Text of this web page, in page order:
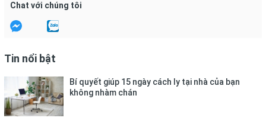
Chat với chúng tôi
Tin nổi bật
Bí quyết giúp 15 ngày cách ly tại nhà của bạn
không nhàm chán